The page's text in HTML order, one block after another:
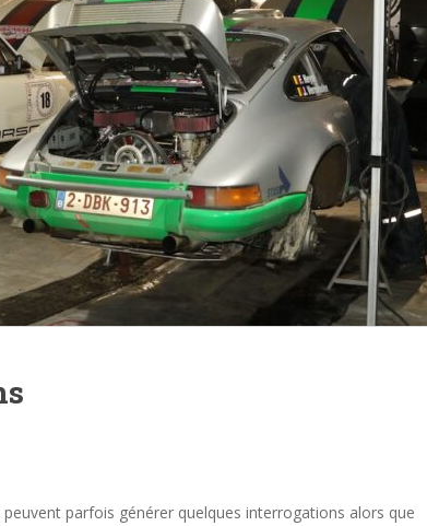
parfois générer quelques interrogations alors que